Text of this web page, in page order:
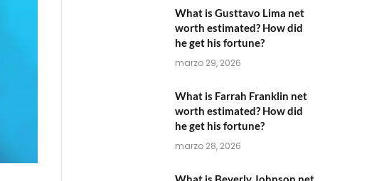
What is Gusttavo Lima net
worth estimated? How did
he get his fortune?
marzo 29, 2026
What is Farrah Franklin net
worth estimated? How did
he get his fortune?
marzo 28, 2026